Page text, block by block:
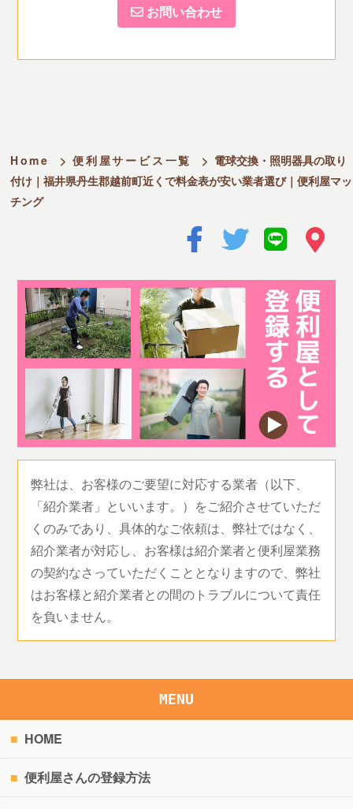
お問い合わせ
Home > 便利屋サービス一覧 > 電球交換・照明器具の取り
付け｜福井県丹生郡越前町近くで料金表が安い業者選び｜便利屋マッ
チング
弊社は、お客様のご要望に対応する業者（以下、
「紹介業者」といいます。）をご紹介させていただ
くのみであり、具体的なご依頼は、弊社ではなく、
紹介業者が対応し、お客様は紹介業者と便利屋業務
の契約なさっていただくこととなりますので、弊社
はお客様と紹介業者との間のトラブルについて責任
を負いません。
MENU
HOME
便利屋さんの登録方法